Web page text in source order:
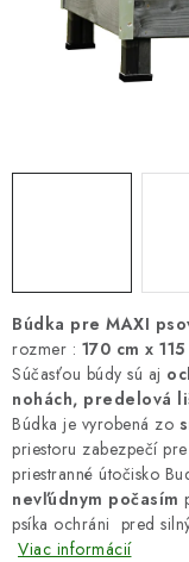
Vrátenie, výmena
Búdka pre MAXI
rozmer : 170 cm x
Súčasťou búdy sú aj
nohách, predelová
Búdka je vyrobená zo
priestoru zabezpečí
priestranné útočisko
nevľúdnym počasím
psíka ochráni pred
Viac informácií